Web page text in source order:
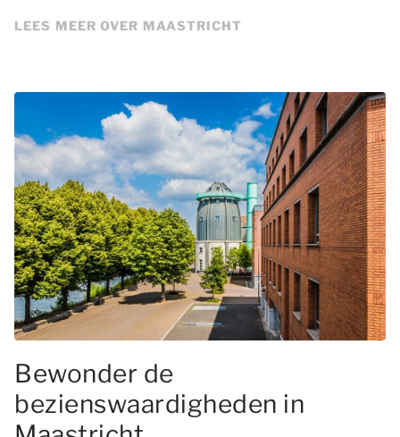
LEES MEER OVER MAASTRICHT
Bewonder de
bezienswaardigheden in